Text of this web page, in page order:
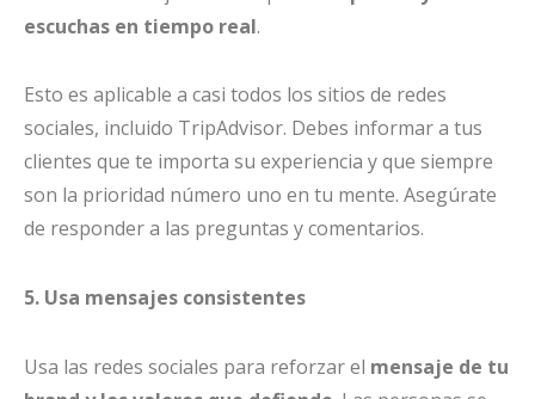
escuchas en tiempo real.
Esto es aplicable a casi todos los sitios de redes
sociales, incluido TripAdvisor. Debes informar a tus
clientes que te importa su experiencia y que siempre
son la prioridad número uno en tu mente. Asegúrate
de responder a las preguntas y comentarios.
5. Usa mensajes consistentes
Usa las redes sociales para reforzar el mensaje de tu